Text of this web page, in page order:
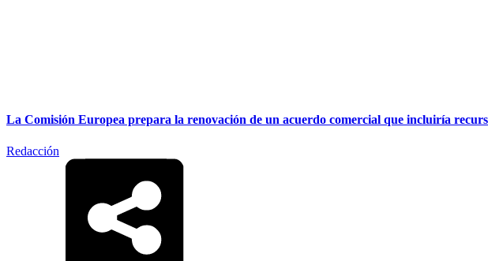
La Comisión Europea prepara la renovación de un acuerdo comercial que incluiría
Redacción